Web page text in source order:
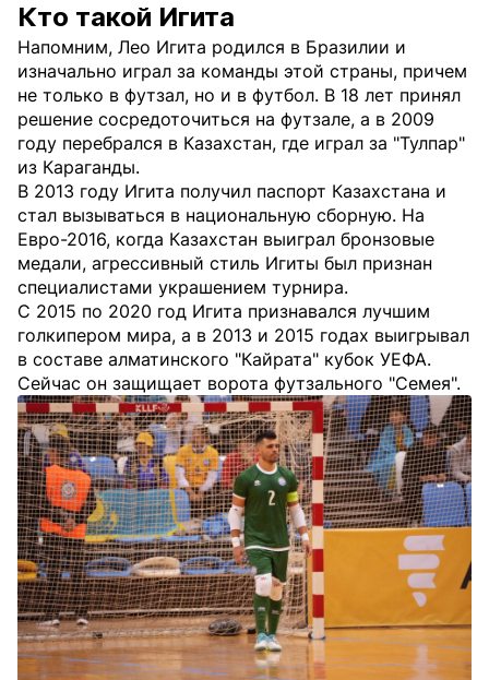
Кто такой Игита
Напомним, Лео Игита родился в Бразилии и
изначально играл за команды этой страны, причем
не только в футзал, но и в футбол. В 18 лет принял
решение сосредоточиться на футзале, а в 2009
году перебрался в Казахстан, где играл за "Тулпар"
из Караганды.
В 2013 году Игита получил паспорт Казахстана и
стал вызываться в национальную сборную. На
Евро-2016, когда Казахстан выиграл бронзовые
медали, агрессивный стиль Игиты был признан
специалистами украшением турнира.
С 2015 по 2020 год Игита признавался лучшим
голкипером мира, а в 2013 и 2015 годах выигрывал
в составе алматинского "Кайрата" кубок УЕФА.
Сейчас он защищает ворота футзального "Семея".